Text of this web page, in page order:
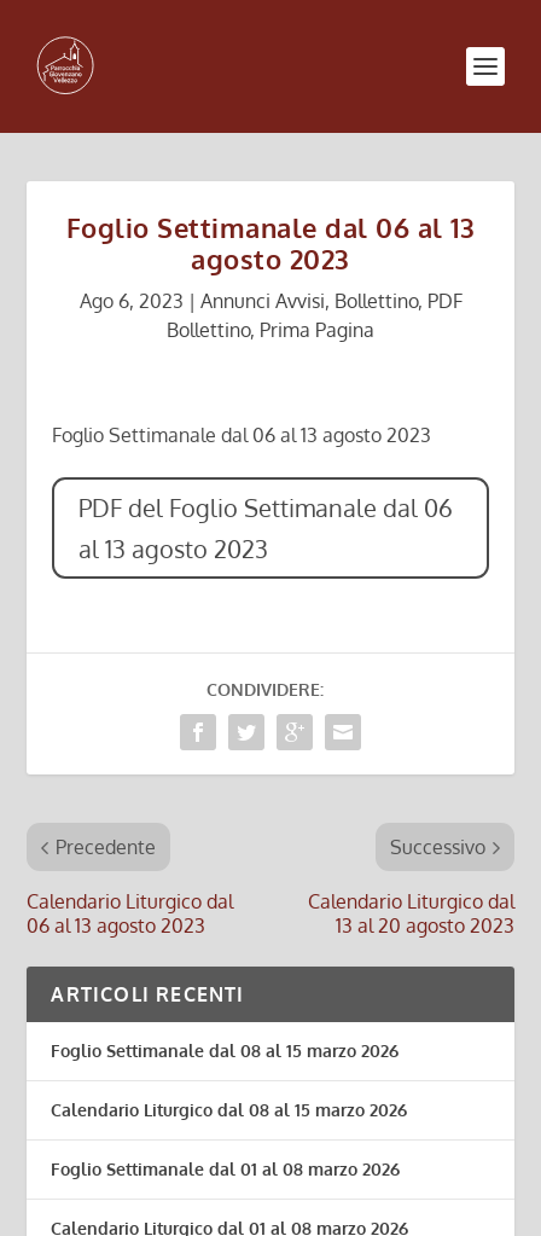
Foglio Settimanale dal 06 al 13
agosto 2023
Ago 6, 2023 | Annunci Avvisi, Bollettino, PDF
Bollettino, Prima Pagina
Foglio Settimanale dal 06 al 13 agosto 2023
PDF del Foglio Settimanale dal 06
al 13 agosto 2023
CONDIVIDERE:
Precedente
Calendario Liturgico dal
06 al 13 agosto 2023
Successivo
Calendario Liturgico dal
13 al 20 agosto 2023
ARTICOLI RECENTI
Foglio Settimanale dal 08 al 15 marzo 2026
Calendario Liturgico dal 08 al 15 marzo 2026
Foglio Settimanale dal 01 al 08 marzo 2026
Calendario Liturgico dal 01 al 08 marzo 2026